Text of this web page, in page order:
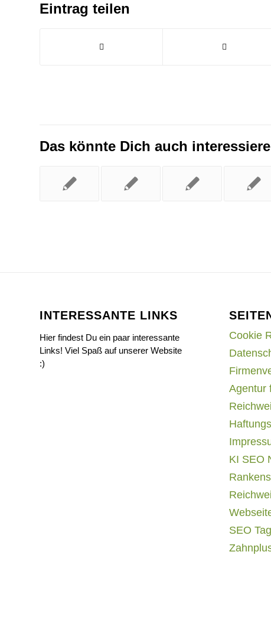
Eintrag teilen
Das könnte Dich auch
INTERESSANTE LINKS
Hier findest Du ein paar interessante
Links! Viel Spaß auf unserer Website
:)
Cookie
Agentur
KI SEO
SEO